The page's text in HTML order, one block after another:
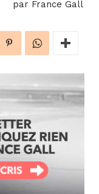
par France Gall